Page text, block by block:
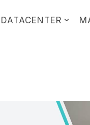
DATACENTER